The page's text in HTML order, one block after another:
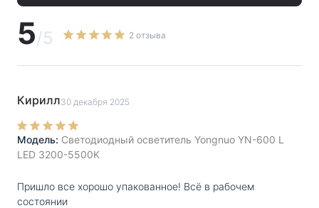
5/5 2 отзыва
Кирилл30 декабря 2025
Модель: Светодиодный осветитель Yongnuo YN-600 L
LED 3200-5500K
Пришло все хорошо упакованное! Всё в рабочем
состоянии